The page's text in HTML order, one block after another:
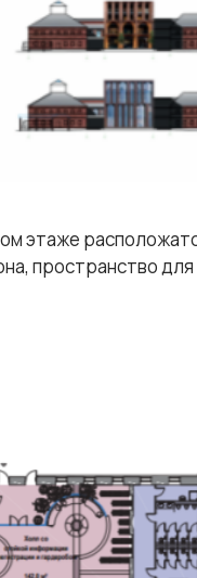
этаже
пространство